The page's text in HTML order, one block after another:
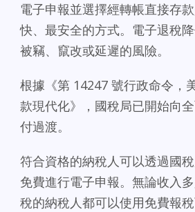
電子申報並選擇經轉帳直接存
快、最安全的方式。電子退稅降
被竊、竄改或延遲的風險。
根據《第 14247 號行政命令，
款現代化》，國稅局已開始向
付過渡。
符合資格的納稅人可以透過國
免費進行電子申報。無論收入
稅的納稅人都可以使用免費報稅